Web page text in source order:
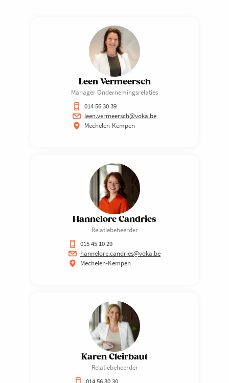
Leen Vermeersch
Manager Ondernemingsrelaties
014 56 30 39
leen.vermeersch@voka.be
Mechelen-Kempen
Hannelore Candries
Relatiebeheerder
015 45 10 29
hannelore.candries@voka.be
Mechelen-Kempen
Karen Cleirbaut
Relatiebeheerder
014 56 30 30